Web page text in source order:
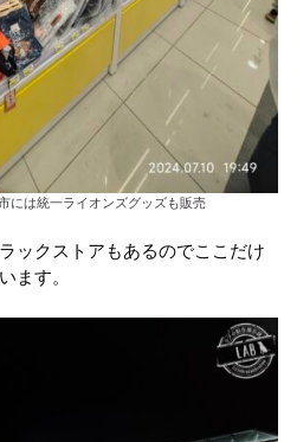
には統一ライオンズグッズも販売
ックストアもあるのでここだけ
ます。